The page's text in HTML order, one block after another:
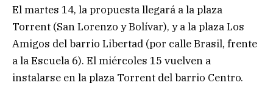
El martes 14, la propuesta llegará a la plaza
Torrent (San Lorenzo y Bolívar), y a la plaza Los
Amigos del barrio Libertad (por calle Brasil, frente
a la Escuela 6). El miércoles 15 vuelven a
instalarse en la plaza Torrent del barrio Centro.